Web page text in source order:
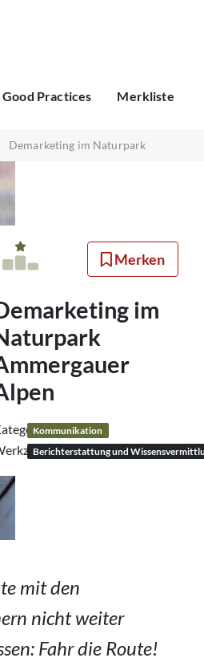
Good Practices Merkliste
Demarketing im Naturpark
Merken
im
Kommunikation
Berichterstattung und
mit den
nicht weiter
Fahr die Route!